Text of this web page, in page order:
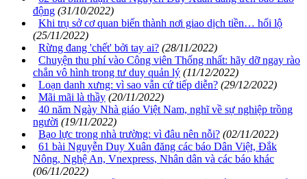
động (31/10/2022)
Khi trụ sở cơ quan biến thành nơi giao dịch tiền… hối lộ
(25/11/2022)
Rừng đang 'chết' bởi tay ai? (28/11/2022)
Chuyện thu phí vào Công viên Thống nhất: hãy dỡ ngay rào
chắn vô hình trong tư duy quản lý (11/12/2022)
Loạn danh xưng: vì sao vẫn cứ tiếp diễn? (29/12/2022)
Mãi mãi là thầy (20/11/2022)
40 năm Ngày Nhà giáo Việt Nam, nghĩ về sự nghiệp trồng
người (19/11/2022)
Bạo lực trong nhà trường: vì đâu nên nỗi? (02/11/2022)
61 bài Nguyễn Duy Xuân đăng các báo Dân Việt, Đắk
Nông, Nghệ An, Vnexpress, Nhân dân và các báo khác
(06/11/2022)